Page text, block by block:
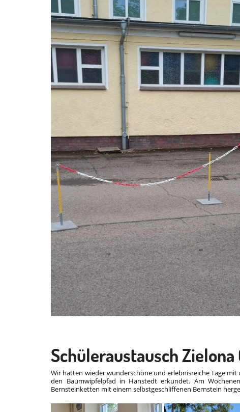
Schüleraustausch
Wir hatten wieder wunderschöne und erlebnisreiche Tage
den Baumwipfelpfad in Hanstedt erkundet. Am
Bernsteinketten mit einem selbstgeschliffenen Bernstein